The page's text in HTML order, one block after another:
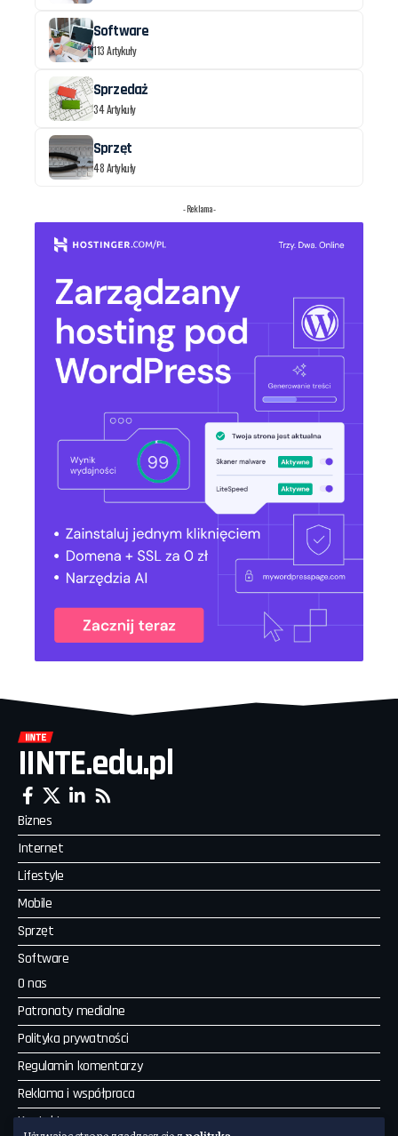
Software
113 Artykuły
Sprzedaż
34 Artykuły
Sprzęt
48 Artykuły
- Reklama -
IINTE.edu.pl
Biznes
Internet
Lifestyle
Mobile
Sprzęt
Software
O nas
Patronaty medialne
Polityka prywatności
Regulamin komentarzy
Reklama i współpraca
Kontakt